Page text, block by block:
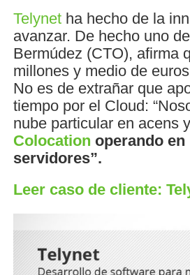
Telynet ha hecho de la
avanzar. De hecho uno
Bermúdez (CTO), afirma
millones y medio de
No es de extrañar que
tiempo por el Cloud:
nube particular en acens
Colocation operando
servidores”.
Leer caso de cliente: